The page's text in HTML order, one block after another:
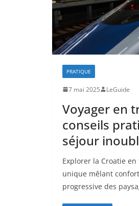
PRATIQUE
7 mai 2025 LeGuide
Voyager en
conseils
séjour
Explorer la Croatie
unique mêlant
progressive des